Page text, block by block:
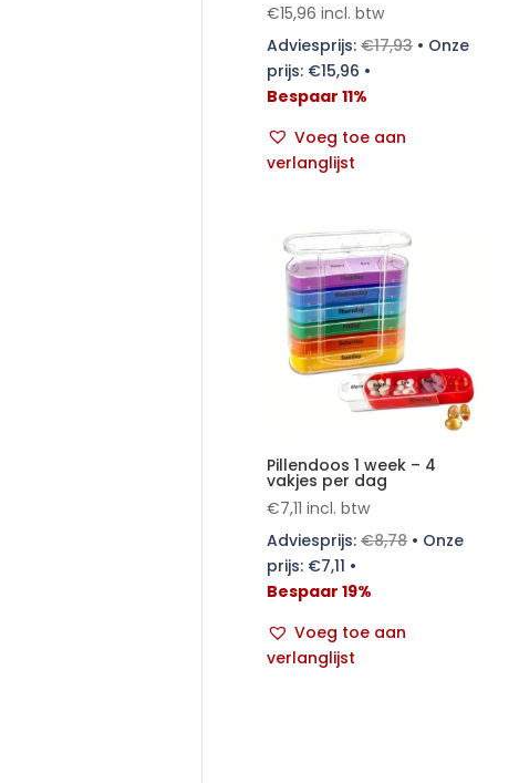
€15,96 incl. btw
Adviesprijs:€17,93 • Onze
prijs: €15,96 •
Bespaar 11%
Voeg toe aan
verlanglijst
Pillendoos 1 week – 4
vakjes per dag
€7,11 incl. btw
Adviesprijs:€8,78 • Onze
prijs: €7,11 •
Bespaar 19%
Voeg toe aan
verlanglijst